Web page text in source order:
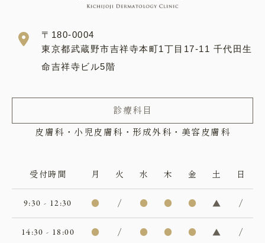
〒180-0004
東京都武蔵野市吉祥寺本町1丁目17-11 千代田生
命吉祥寺ビル5階
診療科目
皮膚科・小児皮膚科・形成外科・美容皮膚科
受付時間 月 火 水 木 金 土 日
9:30 - 12:30 ● / ● ● ● ▲ /
14:30 - 18:00 ● / ● ● ● ▲ /